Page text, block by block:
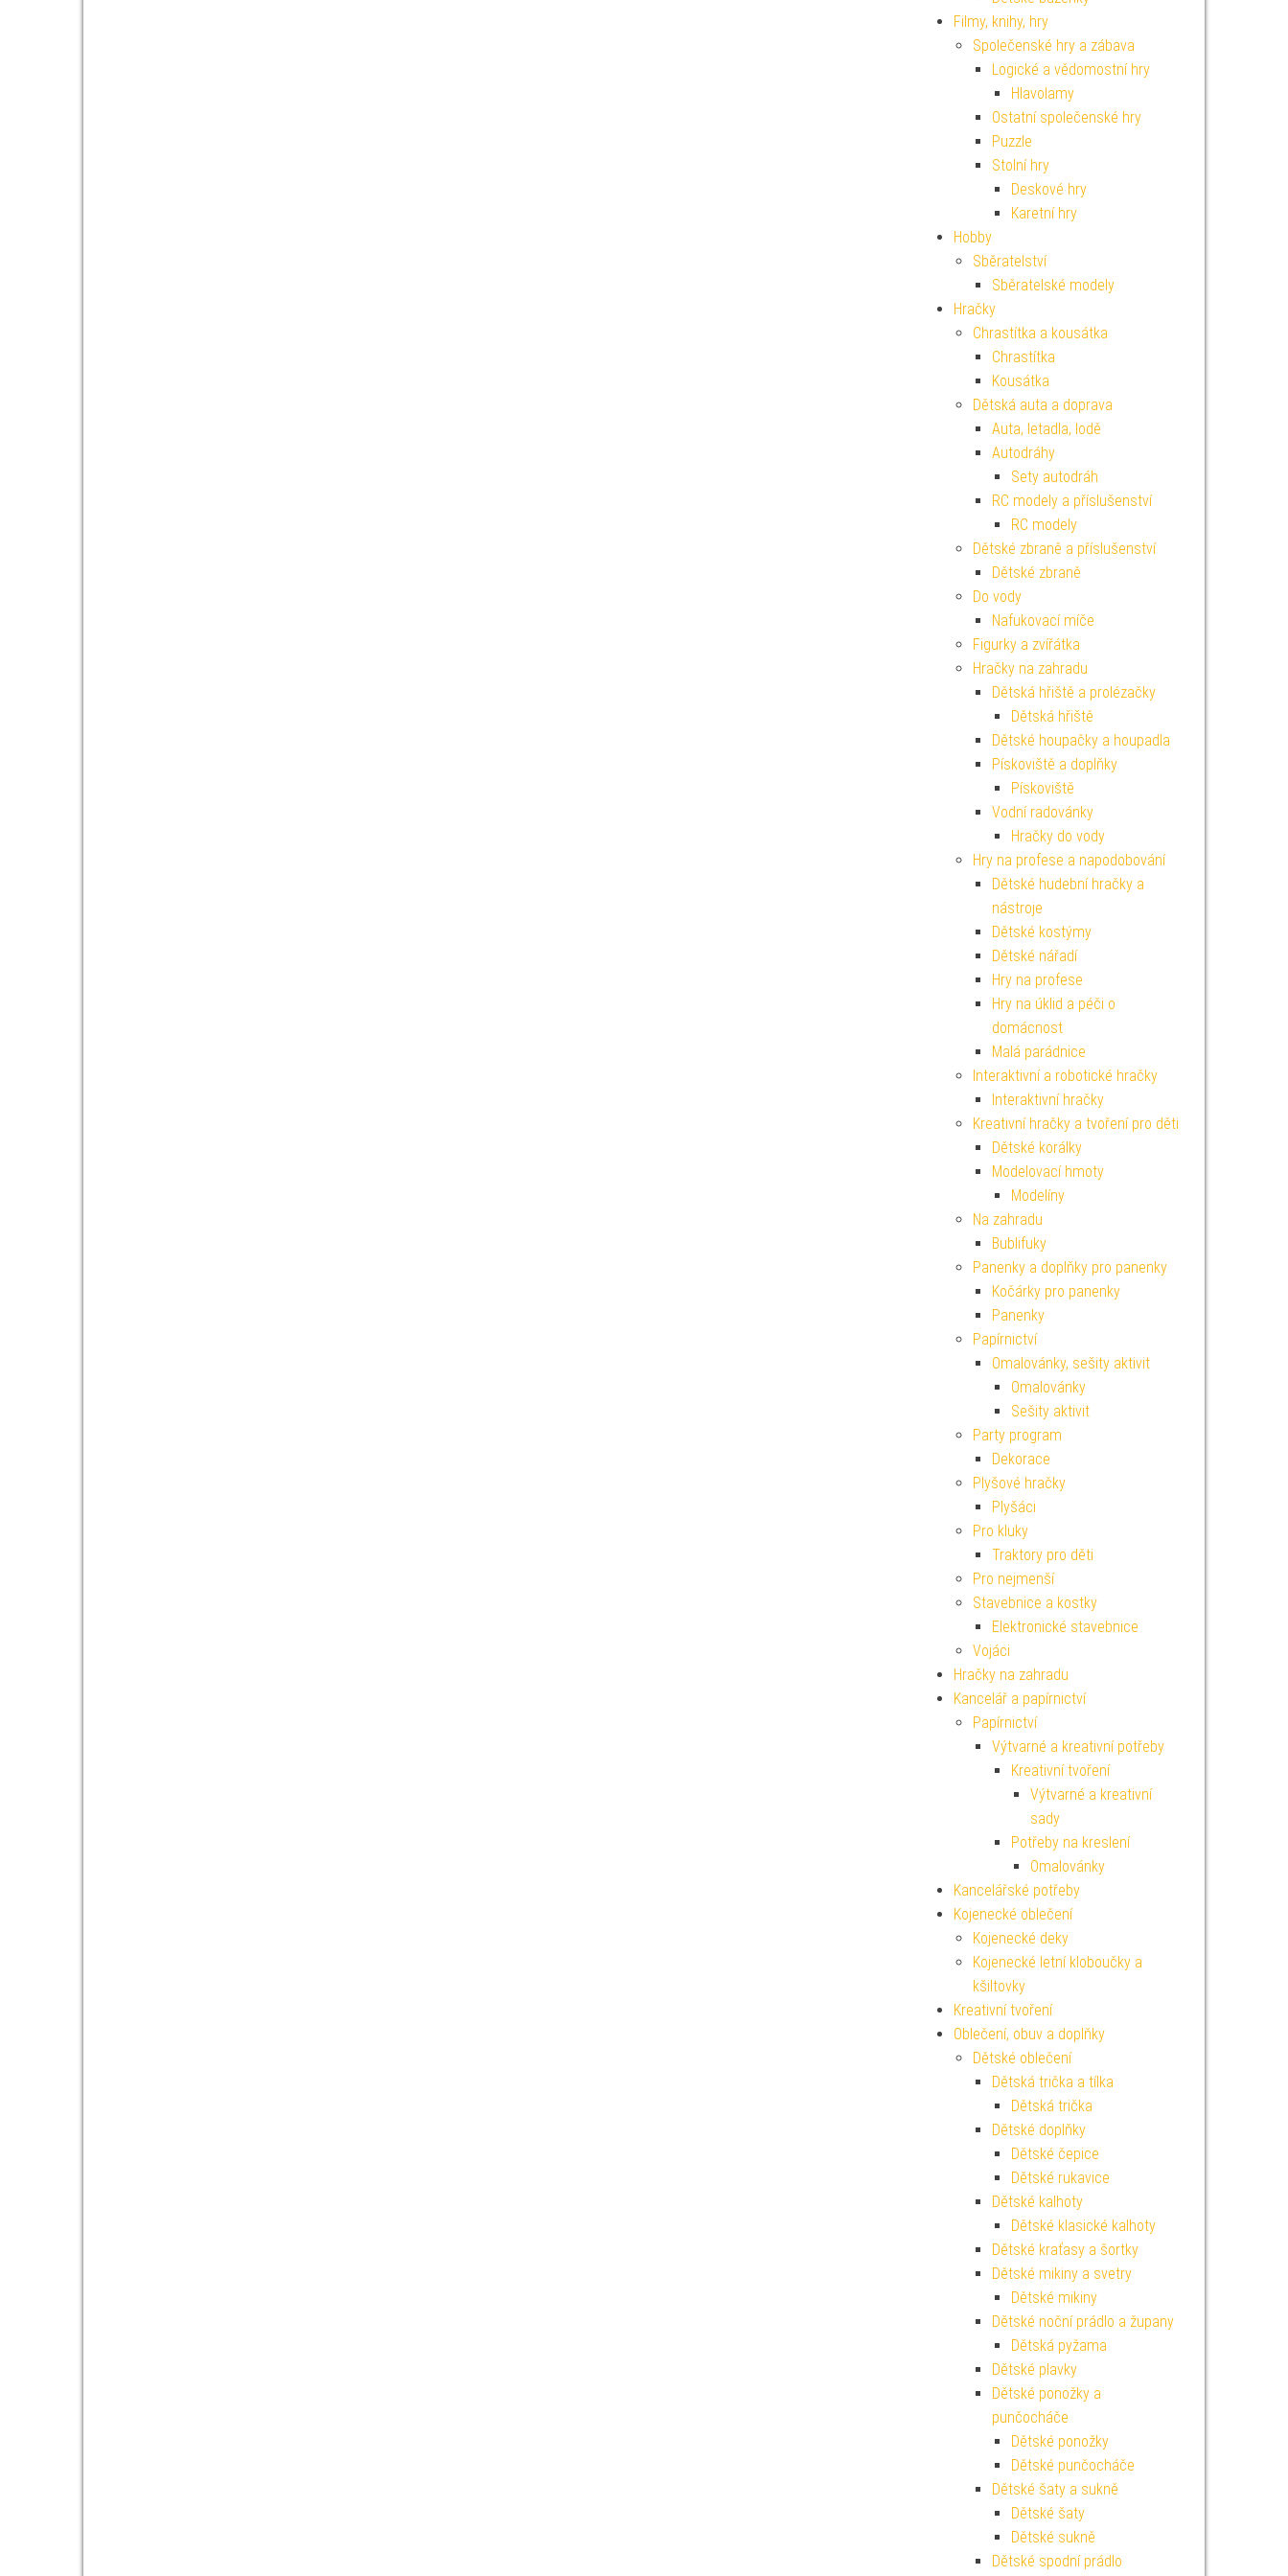
Filmy, knihy, hry
Společenské hry a zábava
Logické a vědomostní hry
Hlavolamy
Ostatní společenské hry
Puzzle
Stolní hry
Deskové hry
Karetní hry
Hobby
Sběratelství
Sběratelské modely
Hračky
Chrastítka a kousátka
Chrastítka
Kousátka
Dětská auta a doprava
Auta, letadla, lodě
Autodráhy
Sety autodráh
RC modely a příslušenství
RC modely
Dětské zbraně a příslušenství
Dětské zbraně
Do vody
Nafukovací míče
Figurky a zvířátka
Hračky na zahradu
Dětská hřiště a prolézačky
Dětská hřiště
Dětské houpačky a houpadla
Pískoviště a doplňky
Pískoviště
Vodní radovánky
Hračky do vody
Hry na profese a napodobování
Dětské hudební hračky a
nástroje
Dětské kostýmy
Dětské nářadí
Hry na profese
Hry na úklid a péči o
domácnost
Malá parádnice
Interaktivní a robotické hračky
Interaktivní hračky
Kreativní hračky a tvoření pro děti
Dětské korálky
Modelovací hmoty
Modelíny
Na zahradu
Bublifuky
Panenky a doplňky pro panenky
Kočárky pro panenky
Panenky
Papírnictví
Omalovánky, sešity aktivit
Omalovánky
Sešity aktivit
Party program
Dekorace
Plyšové hračky
Plyšáci
Pro kluky
Traktory pro děti
Pro nejmenší
Stavebnice a kostky
Elektronické stavebnice
Vojáci
Hračky na zahradu
Kancelář a papírnictví
Papírnictví
Výtvarné a kreativní potřeby
Kreativní tvoření
Výtvarné a kreativní
sady
Potřeby na kreslení
Omalovánky
Kancelářské potřeby
Kojenecké oblečení
Kojenecké deky
Kojenecké letní kloboučky a
kšiltovky
Kreativní tvoření
Oblečení, obuv a doplňky
Dětské oblečení
Dětská trička a tílka
Dětská trička
Dětské doplňky
Dětské čepice
Dětské rukavice
Dětské kalhoty
Dětské klasické kalhoty
Dětské kraťasy a šortky
Dětské mikiny a svetry
Dětské mikiny
Dětské noční prádlo a župany
Dětská pyžama
Dětské plavky
Dětské ponožky a
punčocháče
Dětské ponožky
Dětské punčocháče
Dětské šaty a sukně
Dětské šaty
Dětské sukně
Dětské spodní prádlo